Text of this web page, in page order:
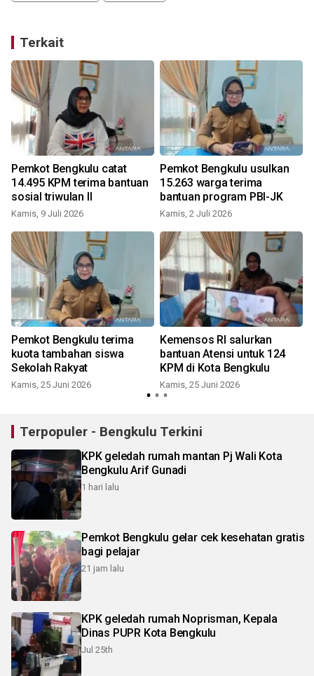
Terkait
Pemkot Bengkulu catat
14.495 KPM terima bantuan
sosial triwulan II
Kamis, 9 Juli 2026
Pemkot Bengkulu usulkan
15.263 warga terima
bantuan program PBI-JK
Kamis, 2 Juli 2026
Pemkot Bengkulu terima
kuota tambahan siswa
Sekolah Rakyat
Kamis, 25 Juni 2026
Kemensos RI salurkan
bantuan Atensi untuk 124
KPM di Kota Bengkulu
Kamis, 25 Juni 2026
Terpopuler - Bengkulu Terkini
KPK geledah rumah mantan Pj Wali Kota
Bengkulu Arif Gunadi
1 hari lalu
Pemkot Bengkulu gelar cek kesehatan gratis
bagi pelajar
21 jam lalu
KPK geledah rumah Noprisman, Kepala
Dinas PUPR Kota Bengkulu
Jul 25th